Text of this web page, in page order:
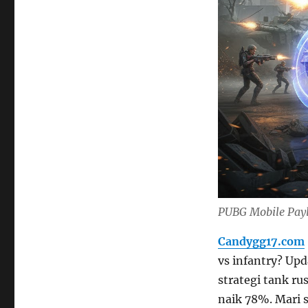
PUBG Mobile
Candygg17.com
vs infantry?
strategi tank
naik 78%. Mari